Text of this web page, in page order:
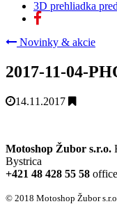
3D prehliadka
Novinky & akcie
2017-11-04-
14.11.2017
Motoshop Žubor s.r.o.
Bystrica
+421 48 428 55 58
© 2018 Motoshop Žubor s.r.o.